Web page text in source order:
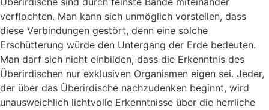
verflochten. Man kann sich unmöglich vorstellen, dass
diese Verbindungen gestört, denn eine solche
Erschütterung würde den Untergang der Erde bedeuten.
Man darf sich nicht einbilden, dass die Erkenntnis des
Überirdischen nur exklusiven Organismen eigen sei. Jeder,
der über das Überirdische nachzudenken beginnt, wird
unausweichlich lichtvolle Erkenntnisse über die herrliche